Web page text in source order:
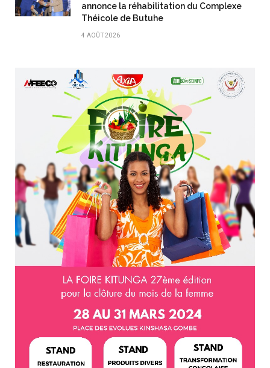
annonce la réhabilitation du Complexe
Théicole de Butuhe
4 AOÛT 2026